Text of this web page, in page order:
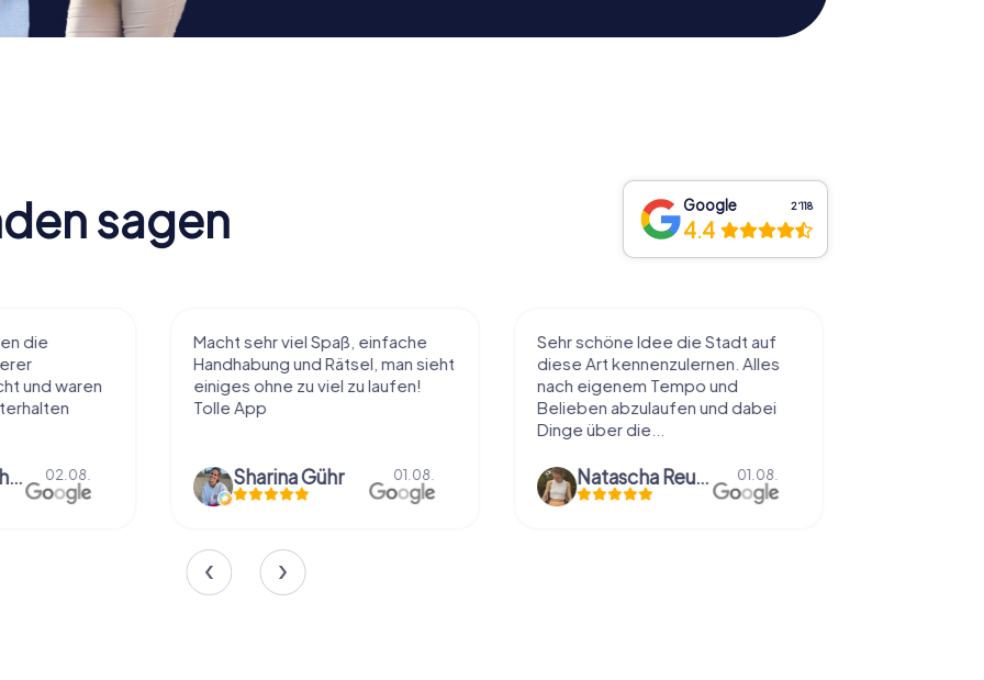
sagen Google 2‘118
4.4
Macht sehr viel Spaß, einfache
Handhabung und Rätsel, man sieht
einiges ohne zu viel zu laufen!
Tolle App
Sharina Gühr 01.08.
Sehr schöne Idee die Stadt auf
diese Art kennenzulernen. Alles
nach eigenem Tempo und
Belieben abzulaufen und dabei
Natascha Reuter 01.08.
wir haben ein Krimi aufgelöst.
fanden es echt genial gemacht.
hat meinem Mann und mir Spaß
gemacht. mal die Stadt anders
Anna Gsteu